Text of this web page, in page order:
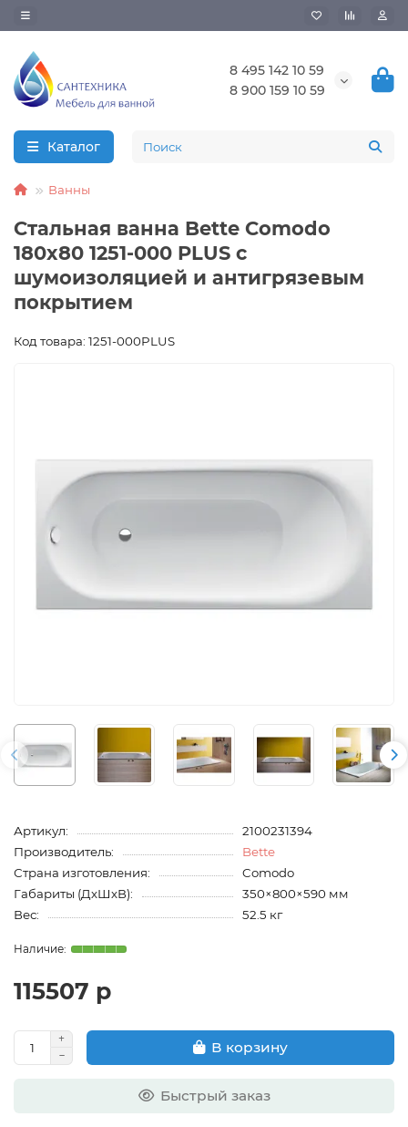
8 495 142 10 59
8 900 159 10 59
Каталог
Ванны
Стальная ванна Bette Comodo
180x80 1251-000 PLUS с
шумоизоляцией и антигрязевым
покрытием
Код товара: 1251-000PLUS
Артикул:
2100231394
Производитель:
Bette
Страна изготовления:
Comodo
Габариты (ДхШхВ):
350×800×590 мм
Вес:
52.5 кг
115507 р
В корзину
Быстрый заказ